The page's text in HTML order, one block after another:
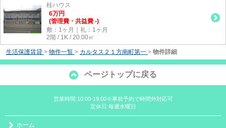
桂ハウス
6万円
(管理費・共益費 -)
敷：1ヶ月｜礼：1ヶ月
2階 / 1K / 20.00㎡
生活保護賃貸 > 物件一覧 > カルタス２１方南町第一 > 物件詳細
ページトップに戻る
営業時間:10:00-19:00※事前予約で時間外対応可
定休日:毎週水曜日
ホーム